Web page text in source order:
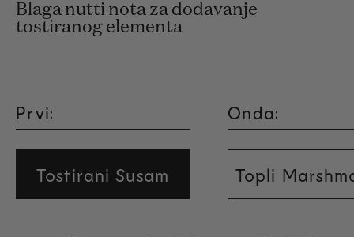
Blaga nutti nota za dodavanje
tostiranog elementa
Prvi:
Tostirani Susam
Onda:
Topli